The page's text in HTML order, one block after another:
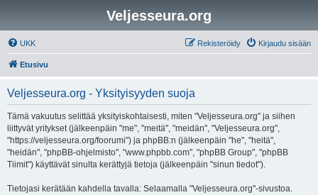
Veljesseura.org
UKK Kirjaudu sisään
Rekisteröidy
Etusivu
Veljesseura.org - Yksityisyyden suoja
Tämä vakuutus selittää yksityiskohtaisesti, miten "Veljesseura.org" ja siihen
liittyvät yritykset (jälkeenpäin "me", "meitä", "meidän", "Veljesseura.org",
"https://veljesseura.org/foorumi") ja phpBB:n (jälkeenpäin "he", "heitä",
"heidän", "phpBB-ohjelmisto", "www.phpbb.com", "phpBB Group", "phpBB
Tiimit") käyttävät sinulta kerättyjä tietoja (jälkeenpäin "sinun tiedot").
Tietojasi kerätään kahdella tavalla: Selaamalla "Veljesseura.org"-sivustoa.